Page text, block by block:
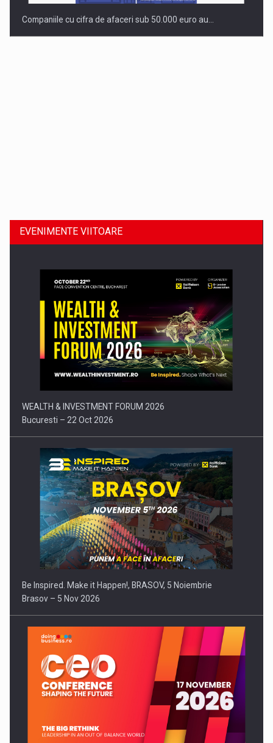
Companiile cu cifra de afaceri sub 50.000 euro au…
Comunicat de presa: Joburile part-time reincep sa intre pe…
EVENIMENTE VIITOARE
WEALTH & INVESTMENT FORUM 2026
Bucuresti – 22 Oct 2026
Be Inspired. Make it Happen!, BRASOV, 5 Noiembrie
Brasov – 5 Nov 2026